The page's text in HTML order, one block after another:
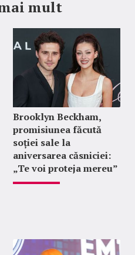
mult
Brooklyn Beckham,
promisiunea făcută
soției sale la
aniversarea căsniciei:
„Te voi proteja mereu”